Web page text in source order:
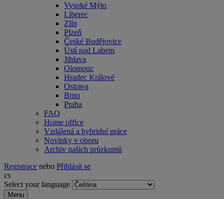
Vysoké Mýto
Liberec
Zlín
Plzeň
České Budějovice
Ústí nad Labem
Jihlava
Olomouc
Hradec Králové
Ostrava
Brno
Praha
FAQ
Home office
Vzdálená a hybridní práce
Novinky v oboru
Archiv našich průzkumů
Registrace nebo Přihlásit se
cs
Select your language
Menu